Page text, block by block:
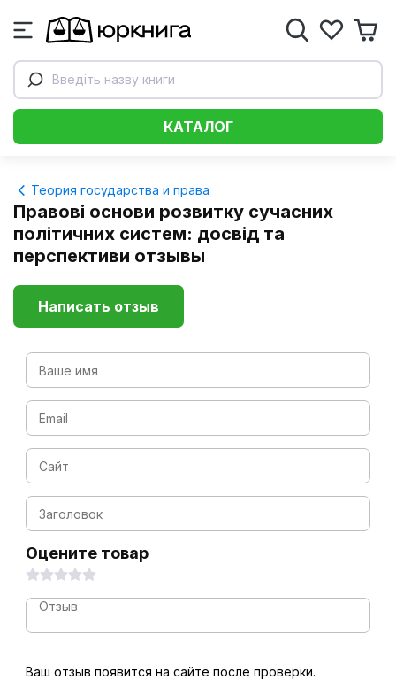
Введіть назву книги
КАТАЛОГ
Теория государства и права
Правові основи розвитку сучасних
політичних систем: досвід та
перспективи отзывы
Оцените товар
Ваш отзыв появится на сайте после проверки.